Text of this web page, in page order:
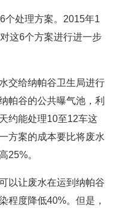
个处理方案。2015年1
这6个方案进行进一步
交给纳帕谷卫生局进行
帕谷的公共曝气池，利
约能处理10至12车这
方案的成本要比将废水
25%。
以让废水在运到纳帕谷
程度降低40%。但是，